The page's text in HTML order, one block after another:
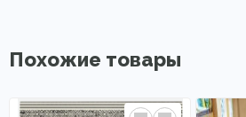
Похожие товары